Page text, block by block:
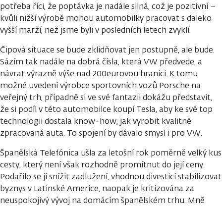
potřeba říci, že poptávka je nadále silná, což je pozitivní –
kvůli nižší výrobě mohou automobilky pracovat s daleko
vyšší marží, než jsme byli v posledních letech zvyklí.
Čipová situace se bude zklidňovat jen postupně, ale bude.
Sázím tak nadále na dobrá čísla, která VW předvede, a
návrat výrazně výše nad 200eurovou hranici. K tomu
možné uvedení výrobce sportovních vozů Porsche na
veřejný trh, případně si ve své fantazii dokážu představit,
že si podíl v této automobilce koupí Tesla, aby ke své top
technologii dostala know-how, jak vyrobit kvalitně
zpracovaná auta. To spojení by dávalo smysl i pro VW.
Španělská Telefónica ušla za letošní rok poměrně velký kus
cesty, který není však rozhodně promítnut do její ceny.
Podařilo se jí snížit zadlužení, vhodnou divesticí stabilizovat
byznys v Latinské Americe, naopak je kritizována za
neuspokojivý vývoj na domácím španělském trhu. Mně